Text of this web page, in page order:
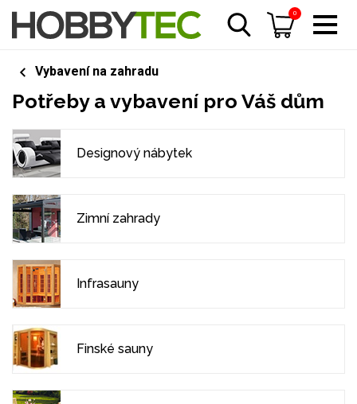
0
Vybavení na zahradu
Potřeby a vybavení pro Váš dům
Designový nábytek
Zimní zahrady
Infrasauny
Finské sauny